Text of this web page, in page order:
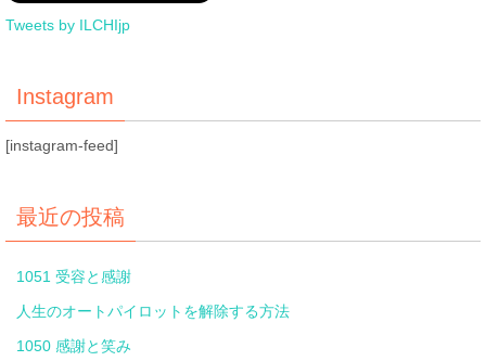
Tweets by ILCHIjp
Instagram
[instagram-feed]
最近の投稿
1051 受容と感謝
人生のオートパイロットを解除する方法
1050 感謝と笑み